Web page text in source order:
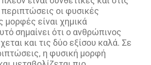
οι φυσικές
μορφές είναι χημικά
σημαίνει ότι ο ανθρώπινος
και τις δύο εξίσου καλά. Σε
η φυσική μορφή